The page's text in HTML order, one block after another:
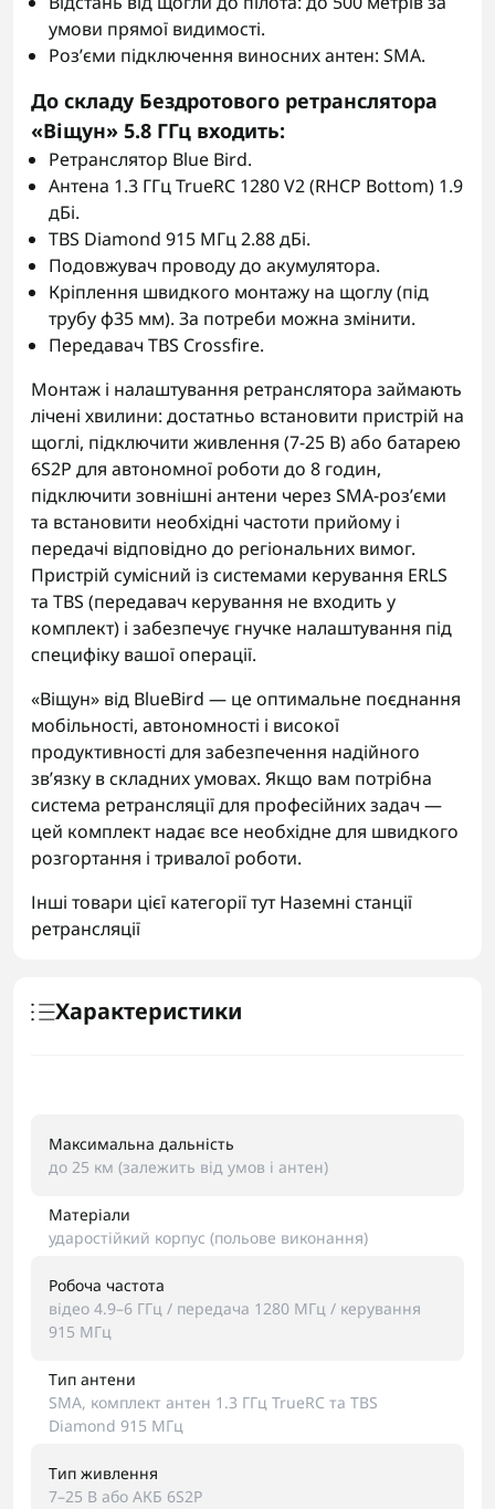
умови прямої видимості.
Роз’єми підключення виносних антен: SMA.
До складу Бездротового ретранслятора
«Віщун» 5.8 ГГц входить:
Ретранслятор Blue Bird.
Антена 1.3 ГГц TrueRC 1280 V2 (RHCP Bottom) 1.9
дБі.
TBS Diamond 915 МГц 2.88 дБі.
Подовжувач проводу до акумулятора.
Кріплення швидкого монтажу на щоглу (під
трубу ф35 мм). За потреби можна змінити.
Передавач TBS Crossfire.
Монтаж і налаштування ретранслятора займають
лічені хвилини: достатньо встановити пристрій на
щоглі, підключити живлення (7-25 В) або батарею
6S2P для автономної роботи до 8 годин,
підключити зовнішні антени через SMA-роз’єми
та встановити необхідні частоти прийому і
передачі відповідно до регіональних вимог.
Пристрій сумісний із системами керування ERLS
та TBS (передавач керування не входить у
комплект) і забезпечує гнучке налаштування під
специфіку вашої операції.
«Віщун» від BlueBird — це оптимальне поєднання
мобільності, автономності і високої
продуктивності для забезпечення надійного
зв’язку в складних умовах. Якщо вам потрібна
система ретрансляції для професійних задач —
цей комплект надає все необхідне для швидкого
розгортання і тривалої роботи.
Інші товари цієї категорії тутНаземні станції
ретрансляції
Характеристики
Максимальна дальність
до 25 км (залежить від умов і антен)
Матеріали
ударостійкий корпус (польове виконання)
Робоча частота
відео 4.9–6 ГГц / передача 1280 МГц / керування
915 МГц
Тип антени
SMA, комплект антен 1.3 ГГц TrueRC та TBS
Diamond 915 МГц
Тип живлення
7–25 В або АКБ 6S2P